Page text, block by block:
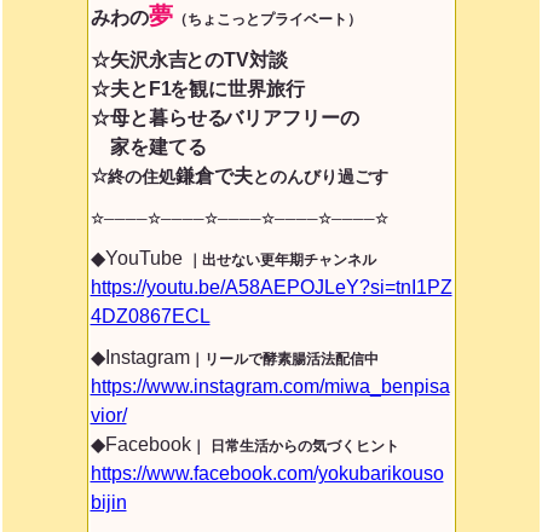
みわの夢（ちょこっとプライベート）
☆矢沢永吉とのTV対談
☆夫とF1を観に世界旅行
☆母と暮らせるバリアフリーの
家を建てる
☆終の住処鎌倉で夫とのんびり過ごす
☆────☆────☆────☆────☆────☆
◆YouTube ｜出せない更年期チャンネル
https://youtu.be/A58AEPOJLeY?si=tnI1PZ
4DZ0867ECL
◆Instagram｜リールで酵素腸活法配信中
https://www.instagram.com/miwa_benpisa
vior/
◆Facebook｜ 日常生活からの気づくヒント
https://www.facebook.com/yokubarikouso
bijin